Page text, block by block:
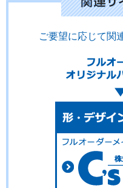
ご要望に応じて関